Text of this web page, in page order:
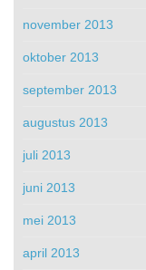
november 2013
oktober 2013
september 2013
augustus 2013
juli 2013
juni 2013
mei 2013
april 2013